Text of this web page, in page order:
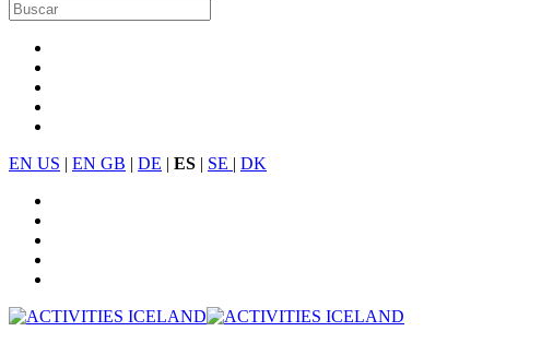
EN US | EN GB | DE | ES | SE | DK